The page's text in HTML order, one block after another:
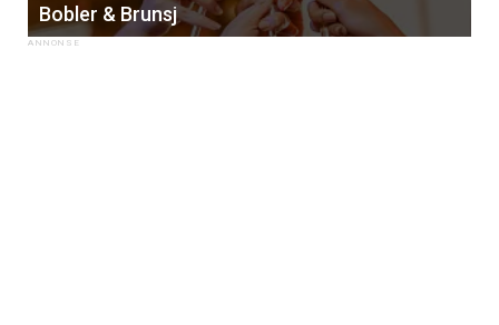
Bobler & Brunsj